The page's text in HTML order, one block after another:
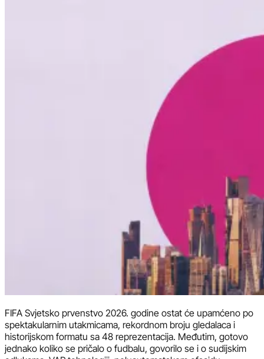
FIFA Svjetsko prvenstvo 2026. godine ostat će upamćeno po
spektakularnim utakmicama, rekordnom broju gledalaca i
historijskom formatu sa 48 reprezentacija. Međutim, gotovo
jednako koliko se pričalo o fudbalu, govorilo se i o sudijskim